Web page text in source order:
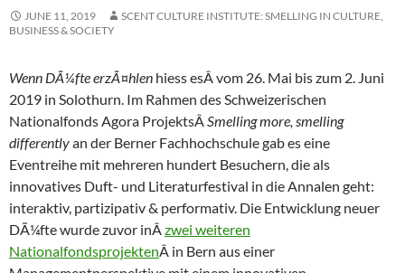
JUNE 11, 2019
SCENT CULTURE INSTITUTE: SMELLING IN CULTURE,
BUSINESS & SOCIETY
Wenn DÃ¼fte erzÃ¤hlen hiess esÂ vom 26. Mai bis zum 2. Juni
2019 in Solothurn. Im Rahmen des Schweizerischen
Nationalfonds Agora ProjektsÂSmelling more, smelling
differentlyan der Berner Fachhochschule gab es eine
Eventreihe mit mehreren hundert Besuchern, die als
innovatives Duft- und Literaturfestival in die Annalen geht:
interaktiv, partizipativ & performativ. Die Entwicklung neuer
DÃ¼fte wurde zuvor inÂzwei weiteren
NationalfondsprojektenÂ in Bern aus einer